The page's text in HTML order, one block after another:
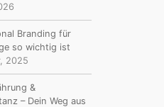
Branding für
so wichtig ist
2025
&
– Dein Weg aus